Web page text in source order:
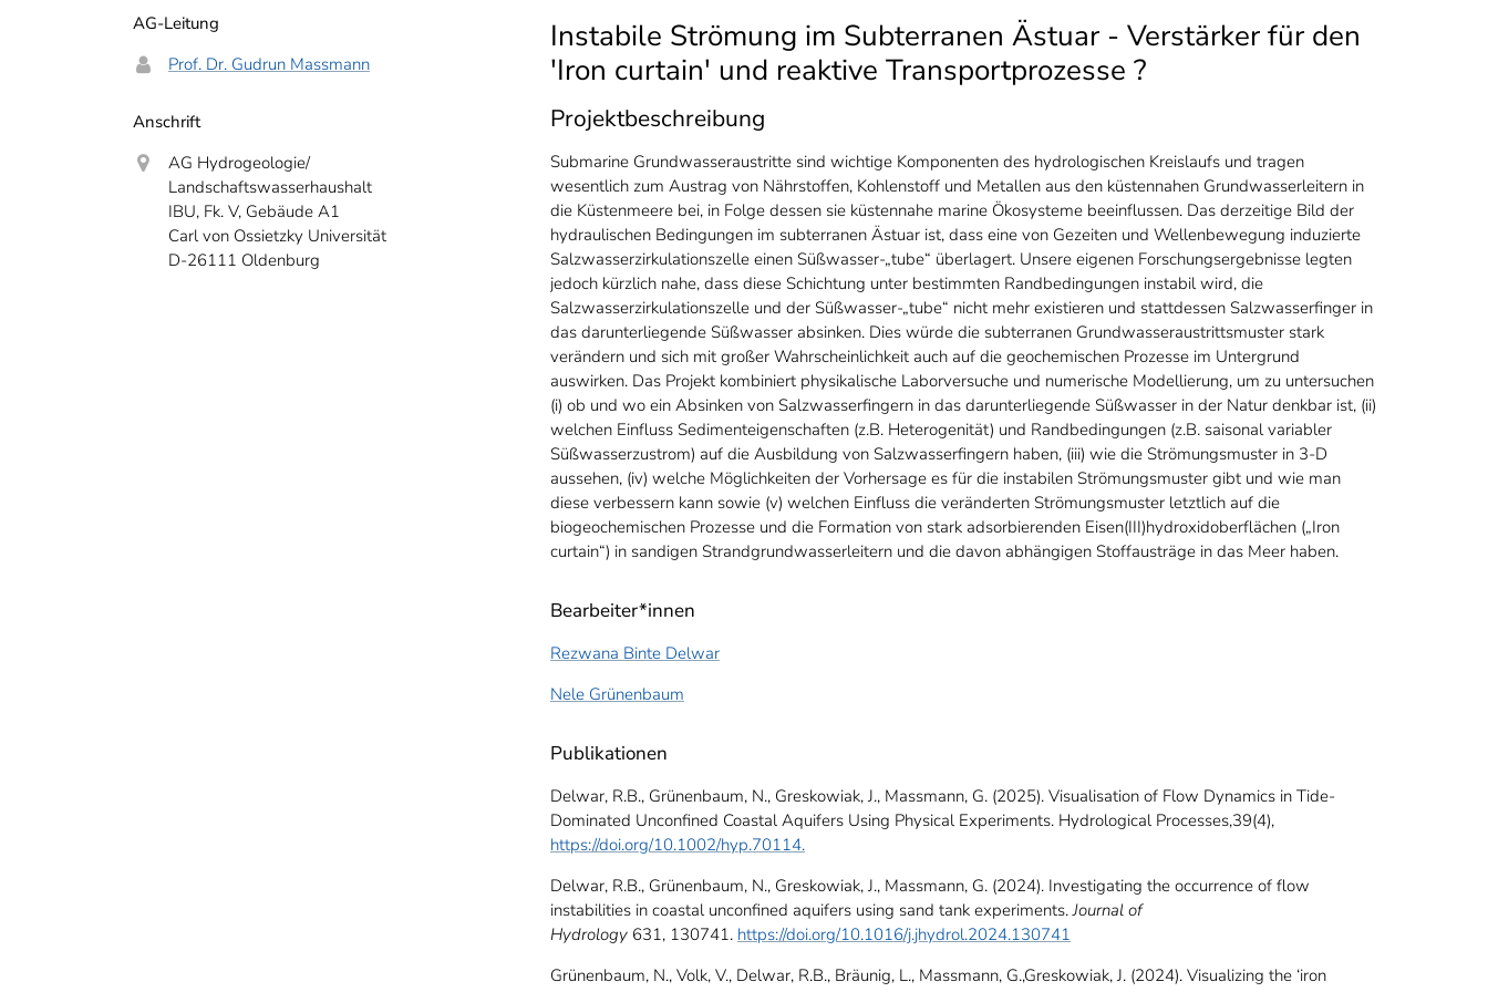
AG-Leitung
Prof. Dr. Gudrun Massmann
Anschrift
AG Hydrogeologie/
Landschaftswasserhaushalt
IBU, Fk. V, Gebäude A1
Carl von Ossietzky Universität
D-26111 Oldenburg
Instabile Strömung im Subterranen Ästuar - Verstärker für den
'Iron curtain' und reaktive Transportprozesse ?
Projektbeschreibung
Submarine Grundwasseraustritte sind wichtige Komponenten des hydrologischen Kreislaufs und tragen
wesentlich zum Austrag von Nährstoffen, Kohlenstoff und Metallen aus den küstennahen Grundwasserleitern in
die Küstenmeere bei, in Folge dessen sie küstennahe marine Ökosysteme beeinflussen. Das derzeitige Bild der
hydraulischen Bedingungen im subterranen Ästuar ist, dass eine von Gezeiten und Wellenbewegung induzierte
Salzwasserzirkulationszelle einen Süßwasser-„tube“ überlagert. Unsere eigenen Forschungsergebnisse legten
jedoch kürzlich nahe, dass diese Schichtung unter bestimmten Randbedingungen instabil wird, die
Salzwasserzirkulationszelle und der Süßwasser-„tube“ nicht mehr existieren und stattdessen Salzwasserfinger in
das darunterliegende Süßwasser absinken. Dies würde die subterranen Grundwasseraustrittsmuster stark
verändern und sich mit großer Wahrscheinlichkeit auch auf die geochemischen Prozesse im Untergrund
auswirken. Das Projekt kombiniert physikalische Laborversuche und numerische Modellierung, um zu untersuchen
(i) ob und wo ein Absinken von Salzwasserfingern in das darunterliegende Süßwasser in der Natur denkbar ist, (ii)
welchen Einfluss Sedimenteigenschaften (z.B. Heterogenität) und Randbedingungen (z.B. saisonal variabler
Süßwasserzustrom) auf die Ausbildung von Salzwasserfingern haben, (iii) wie die Strömungsmuster in 3-D
aussehen, (iv) welche Möglichkeiten der Vorhersage es für die instabilen Strömungsmuster gibt und wie man
diese verbessern kann sowie (v) welchen Einfluss die veränderten Strömungsmuster letztlich auf die
biogeochemischen Prozesse und die Formation von stark adsorbierenden Eisen(III)hydroxidoberflächen („Iron
curtain“) in sandigen Strandgrundwasserleitern und die davon abhängigen Stoffausträge in das Meer haben.
Bearbeiter*innen
Rezwana Binte Delwar
Nele Grünenbaum
Publikationen
Delwar, R.B., Grünenbaum, N., Greskowiak, J., Massmann, G. (2025). Visualisation of Flow Dynamics in Tide-
Dominated Unconfined Coastal Aquifers Using Physical Experiments. Hydrological Processes,39(4),
https://doi.org/10.1002/hyp.70114.
Delwar, R.B., Grünenbaum, N., Greskowiak, J., Massmann, G. (2024). Investigating the occurrence of flow
instabilities in coastal unconfined aquifers using sand tank experiments.Journal of
Hydrology 631, 130741. https://doi.org/10.1016/j.jhydrol.2024.130741
Grünenbaum, N., Volk, V., Delwar, R.B., Bräunig, L., Massmann, G.,Greskowiak, J. (2024). Visualizing the ‘iron